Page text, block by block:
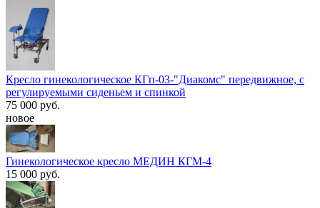
Кресло гинекологическое КГп-03-"Диакомс" передвижное, с
регулируемыми сиденьем и спинкой
75 000 руб.
новое
Гинекологическое кресло МЕДИН КГМ-4
15 000 руб.